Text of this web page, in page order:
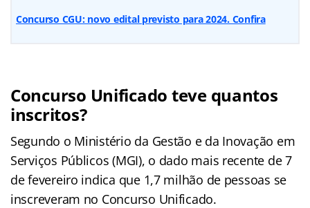
Concurso CGU: novo edital previsto para 2024. Confira
Concurso Unificado teve quantos
inscritos?
Segundo o Ministério da Gestão e da Inovação em
Serviços Públicos (MGI), o dado mais recente de 7
de fevereiro indica que 1,7 milhão de pessoas se
inscreveram no Concurso Unificado.